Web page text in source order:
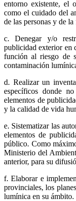
entorno existente, el
como el cuidado del
de las personas y de
c. Denegar y/o
publicidad exterior en
función al riesgo de
contaminación
d. Realizar un
específicos donde
elementos de
y la calidad de vida
e. Sistematizar las
elementos de
público. Como
Ministerio del
anterior, para su
f. Elaborar e
provinciales, los
lumínica en su ámbito.